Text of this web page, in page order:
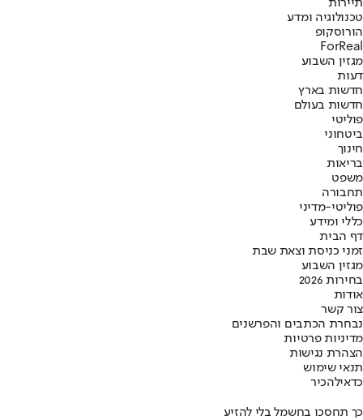
תיירות
טכנולוגיה ומדע
הורוסקופ
ForReal
מגזין השבוע
דעות
חדשות בארץ
חדשות בעולם
פוליטי
ביטחוני
חינוך
בריאות
משפט
תחבורה
פוליטי-מדיני
כללי ומידע
דף הבית
זמני כניסת וצאת שבת
מגזין השבוע
בחירות 2026
אודות
צור קשר
נבחרת הכתבים והפרשנים
מדיניות פרטיות
הצהרת נגישות
תנאי שימוש
כדאילהכיר
כך תחסכו בחשמל בלי להזיע